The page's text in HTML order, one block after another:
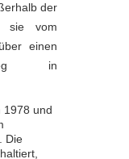
der
sie vom
einen
in
1978 und
Die